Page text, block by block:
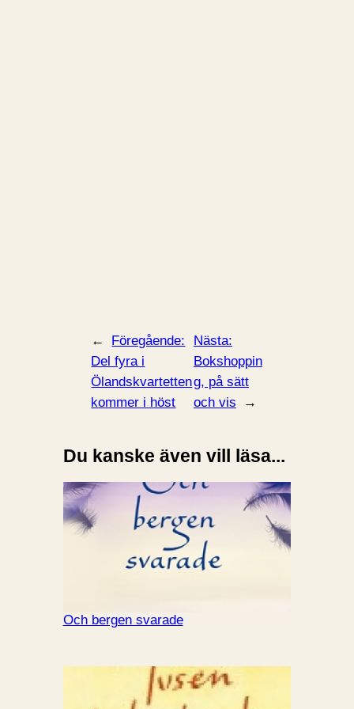
←
Föregående:
Del fyra i
Ölandskvartetten
kommer i höst
Nästa:
Bokshoppin
g, på sätt
och vis
→
Du kanske även vill läsa...
Och bergen svarade